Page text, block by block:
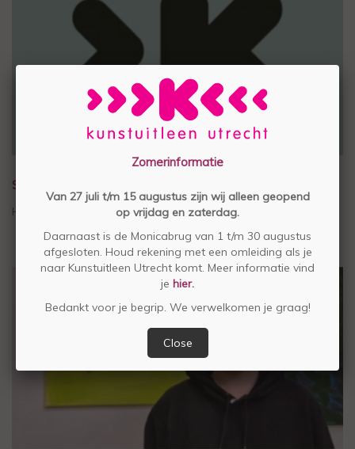
STEUN STICHTING KUNSTUITLEEN UTRECHT
Help mee voor € 4,50 per maand
Zomerinformatie
Van 27 juli t/m 15 augustus zijn wij alleen geopend
op vrijdag en zaterdag.
Daarnaast is de Monicabrug van 1 t/m 30 augustus
afgesloten. Houd rekening met een omleiding als je
naar Kunstuitleen Utrecht komt. Meer informatie vind
je hier.
Bedankt voor je begrip. We verwelkomen je graag!
Close